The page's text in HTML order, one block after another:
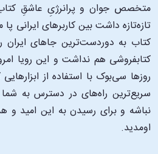
متخصص جوان و پرانرژیِ عاشقِ کتاب
تازه‌تازه داشت بین کاربرهای
کتاب به دوردست‌ترین جاهای
کتابفروشی هم نداشت و این رویا
‌روزها سی‌بوک با استفاده از
سریع‌ترین راه‌های در دسترس به
نباشه و برای رسیدن به این امید
اومدید.